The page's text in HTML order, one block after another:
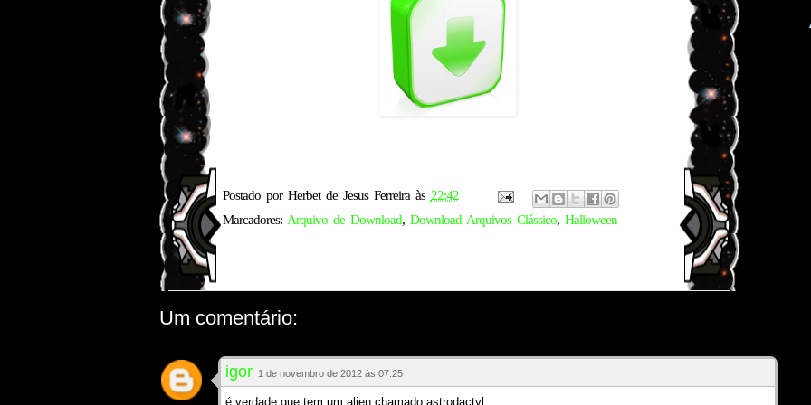
Postado por Herbet de Jesus Ferreira às 22:42
Marcadores: Arquivo de Download, Download Arquivos Clássico, Halloween
Um comentário:
igor 1 de novembro de 2012 às 07:25
é verdade que tem um alien chamado astrodactyl